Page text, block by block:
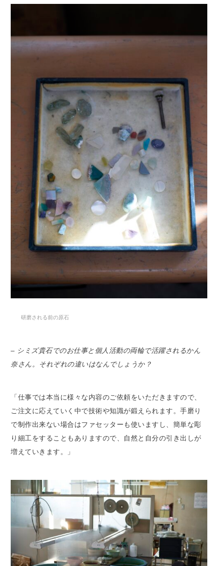
研磨される前の原石
– シミズ貴石でのお仕事と個人活動の両輪で活躍されるかん
奈さん。それぞれの違いはなんでしょうか？
「仕事では本当に様々な内容のご依頼をいただきますので、
ご注文に応えていく中で技術や知識が鍛えられます。手磨り
で制作出来ない場合はファセッターも使いますし、簡単な彫
り細工をすることもありますので、自然と自分の引き出しが
増えていきます。」